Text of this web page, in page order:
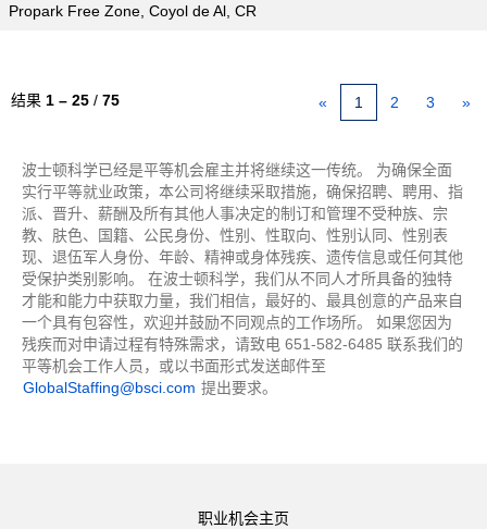
Propark Free Zone, Coyol de Al, CR
结果 1 – 25 / 75 « 1 2 3 »
波士顿科学已经是平等机会雇主并将继续这一传统。 为确保全面
实行平等就业政策，本公司将继续采取措施，确保招聘、聘用、指
派、晋升、薪酬及所有其他人事决定的制订和管理不受种族、宗
教、肤色、国籍、公民身份、性别、性取向、性别认同、性别表
现、退伍军人身份、年龄、精神或身体残疾、遗传信息或任何其他
受保护类别影响。 在波士顿科学，我们从不同人才所具备的独特
才能和能力中获取力量，我们相信，最好的、最具创意的产品来自
一个具有包容性，欢迎并鼓励不同观点的工作场所。 如果您因为
残疾而对申请过程有特殊需求，请致电 651-582-6485 联系我们的
平等机会工作人员，或以书面形式发送邮件至
GlobalStaffing@bsci.com 提出要求。
职业机会主页